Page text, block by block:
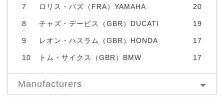
7 ロリス・バズ（FRA）YAMAHA 20
8 チャズ・デービス（GBR）DUCATI 19
9 レオン・ハスラム（GBR）HONDA 17
10 トム・サイクス（GBR）BMW 17
Manufacturers